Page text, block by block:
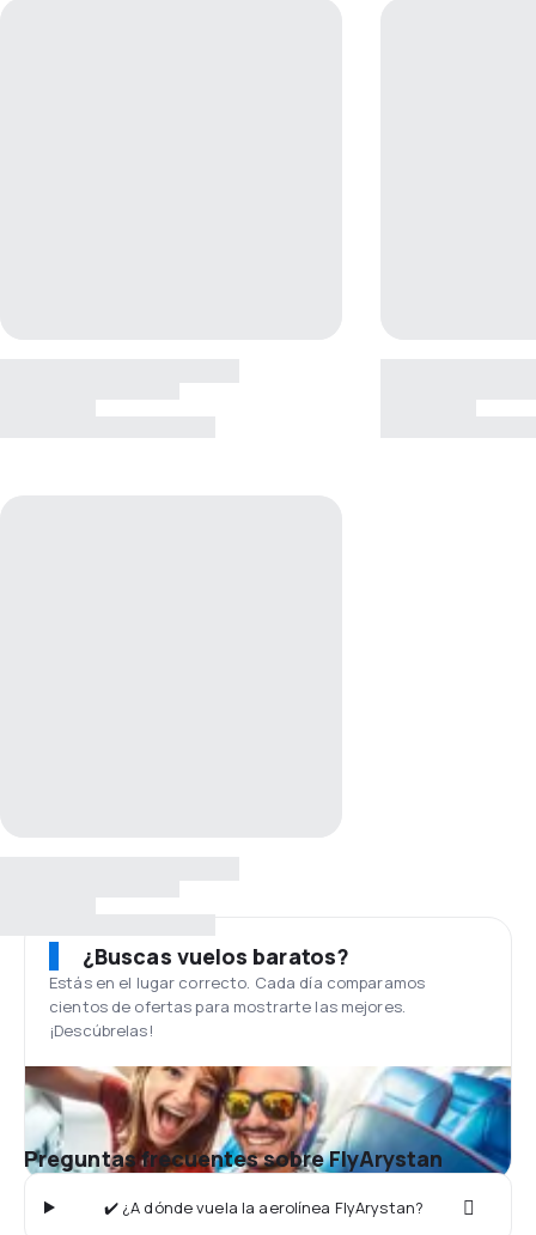
¿Buscas vuelos baratos?
Estás en el lugar correcto. Cada día comparamos
cientos de ofertas para mostrarte las mejores.
¡Descúbrelas!
Preguntas frecuentes sobre FlyArystan
✔️ ¿A dónde vuela la aerolínea FlyArystan?